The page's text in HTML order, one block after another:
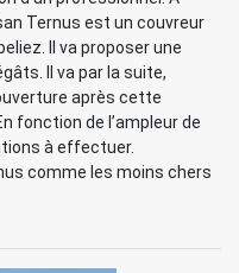
Ternus est un couvreur
Il va proposer une
Il va par la suite,
après cette
fonction de l’ampleur de
à effectuer.
comme les moins chers